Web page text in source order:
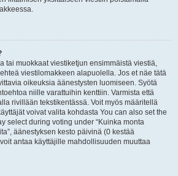
tai muokkaat viestiketjun ensimmäistä viestiä,
viestilomakkeen alapuolella. Jos et näe tätä
oikeuksia äänestysten luomiseen. Syötä
niille varattuihin kenttiin. Varmista että
rivillään tekstikentässä. Voit myös määritellä
voivat valita kohdasta You can also set the
select during voting under “Kuinka monta
äänestyksen kesto päivinä (0 kestää
antaa käyttäjille mahdollisuuden muuttaa